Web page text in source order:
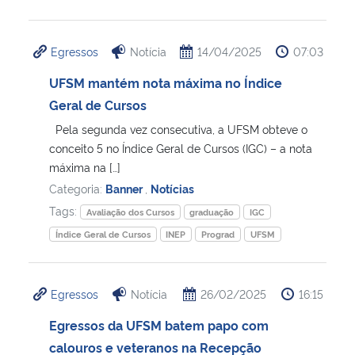
Egressos Notícia 14/04/2025 07:03
UFSM mantém nota máxima no Índice
Geral de Cursos
Pela segunda vez consecutiva, a UFSM obteve o
conceito 5 no Índice Geral de Cursos (IGC) – a nota
máxima na […]
Categoria: Banner Notícias
Tags:
Avaliação dos Cursos graduação
IGC
Índice Geral de Cursos
INEP Prograd UFSM
Egressos Notícia 26/02/2025 16:15
Egressos da UFSM batem papo com
calouros e veteranos na Recepção